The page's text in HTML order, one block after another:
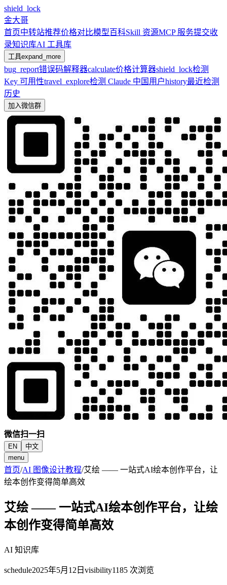
shield_lock
金大哥
首页中转站推荐价格对比模型百科Skill 资源MCP 服务提交收
录知识库AI 工具库
工具expand_more
bug_report错误码解释器calculate价格计算器shield_lock检测
Key 可用性travel_explore检测 Claude 中国用户history最近检测
历史
加入微信群
微信扫一扫
EN
中文
menu
首页/AI 图像设计教程/艾绘 —— 一站式AI绘本创作平台，让
绘本创作变得简单高效
艾绘 —— 一站式AI绘本创作平台，让绘
本创作变得简单高效
AI 知识库
schedule2025年5月12日 visibility1185 次浏览